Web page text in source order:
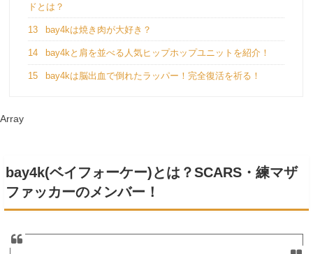
ドとは？
13 bay4kは焼き肉が大好き？
14 bay4kと肩を並べる人気ヒップホップユニットを紹介！
15 bay4kは脳出血で倒れたラッパー！完全復活を祈る！
Array
bay4k(ベイフォーケー)とは？SCARS・練マザ
ファッカーのメンバー！